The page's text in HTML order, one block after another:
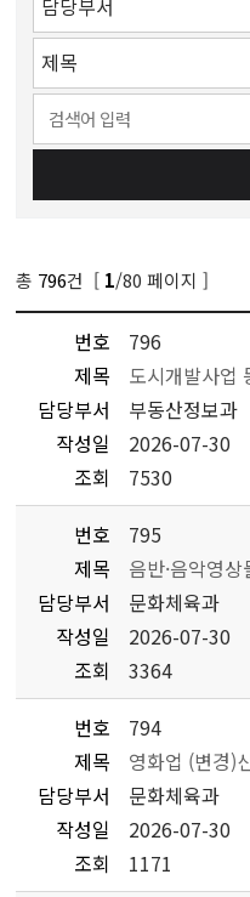
총 796건 [ 1/80 페이지 ]
번호
796
제목
도시개발사업
담당부서
부동산정보과
작성일
2026-07-30
조회
7530
번호
795
제목
음반·음악영
담당부서
문화체육과
작성일
2026-07-30
조회
3364
번호
794
제목
영화업 (변경)
담당부서
문화체육과
작성일
2026-07-30
조회
1171